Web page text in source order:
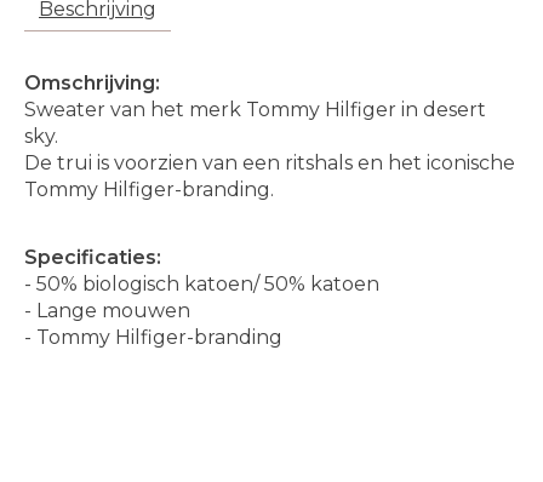
Beschrijving
Omschrijving:
Sweater van het merk Tommy Hilfiger in desert
sky.
De trui is voorzien van een ritshals en het iconische
Tommy Hilfiger-branding.
Specificaties:
- 50% biologisch katoen/ 50% katoen
- Lange mouwen
- Tommy Hilfiger-branding